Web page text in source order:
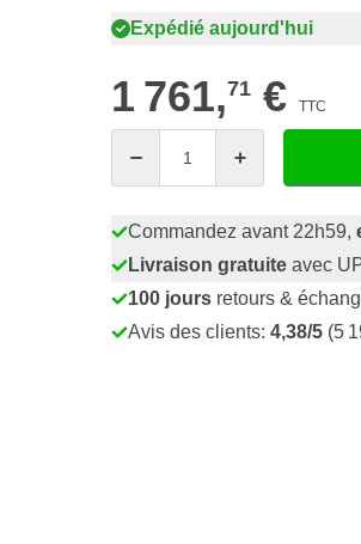
Expédié aujourd'hui
1 761,71 € TTC
Commandez avant 22h59,
Livraison gratuite avec
100 jours retours &
Avis des clients: 4,38/5 (5